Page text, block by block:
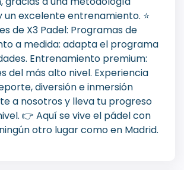
un excelente entrenamiento. ⭐
de X3 Padel: Programas de
a medida: adapta el programa
Entrenamiento premium:
del más alto nivel. Experiencia
diversión e inmersión
a nosotros y lleva tu progreso
👉 Aquí se vive el pádel con
otro lugar como en Madrid.